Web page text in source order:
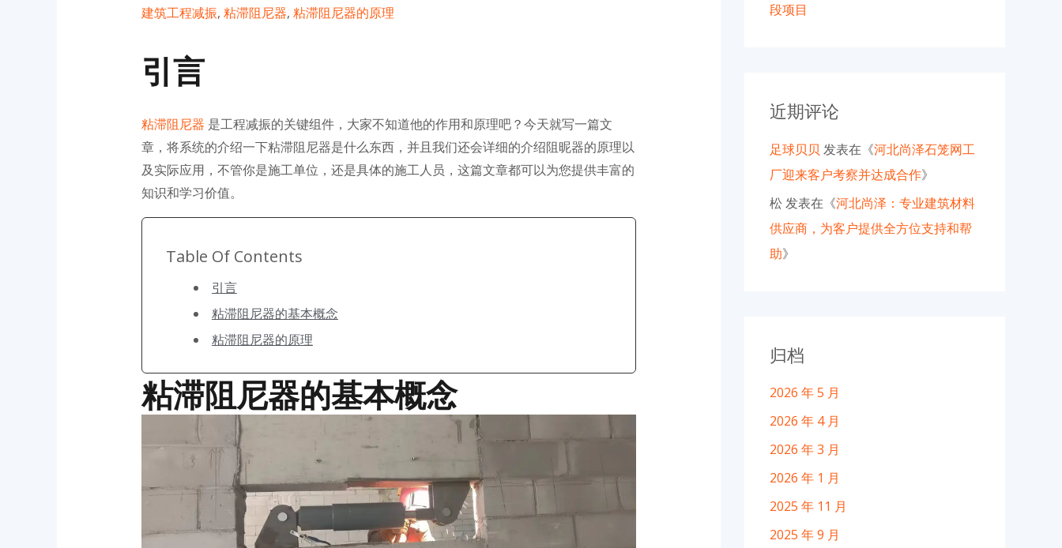
建筑工程减振, 粘滞阻尼器, 粘滞阻尼器的原理
引言
粘滞阻尼器 是工程减振的关键组件，大家不知道他的作用和原理吧？今天就写一篇文
章，将系统的介绍一下粘滞阻尼器是什么东西，并且我们还会详细的介绍阻昵器的原理以
及实际应用，不管你是施工单位，还是具体的施工人员，这篇文章都可以为您提供丰富的
知识和学习价值。
Table Of Contents
引言
粘滞阻尼器的基本概念
粘滞阻尼器的原理
粘滞阻尼器的基本概念
段项目
近期评论
足球贝贝 发表在《河北尚泽石笼网工
厂迎来客户考察并达成合作》
松发表在《河北尚泽：专业建筑材料
供应商，为客户提供全方位支持和帮
助》
归档
2026 年 5 月
2026 年 4 月
2026 年 3 月
2026 年 1 月
2025 年 11 月
2025 年 9 月